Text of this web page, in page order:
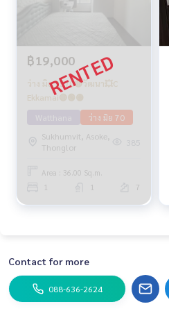
฿19,000
ว่าง มิย 2570🔴วัฒนา💥C
Ekkamai🔴🟢🟡
ว่าง มิย 70
Sukhumvit, Asoke,
Thonglor
385
Area : 36.00 Sq.m.
1 1 7
Contact for more
088-636-2624